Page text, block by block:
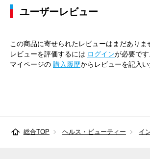
ユーザーレビュー
この商品に寄せられたレビューはまだありま
レビューを評価するには ログインが必要です
マイページの 購入履歴からレビューを記入い
総合TOP ヘルス・ビューティー イ